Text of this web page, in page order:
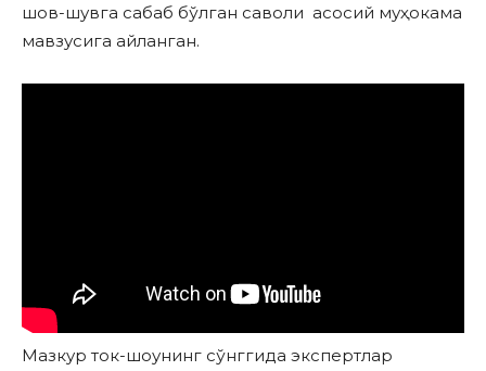
шов-шувга сабаб бўлган саволи асосий муҳокама
мавзусига айланган.
Мазкур ток-шоунинг сўнггида экспертлар